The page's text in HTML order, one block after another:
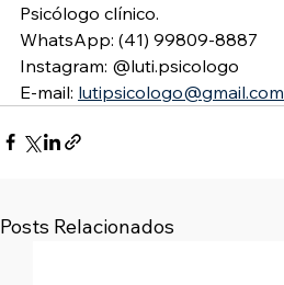
Psicólogo clínico.
WhatsApp: (41) 99809-8887
Instagram: @luti.psicologo
E-mail: lutipsicologo@gmail.com
Posts Relacionados